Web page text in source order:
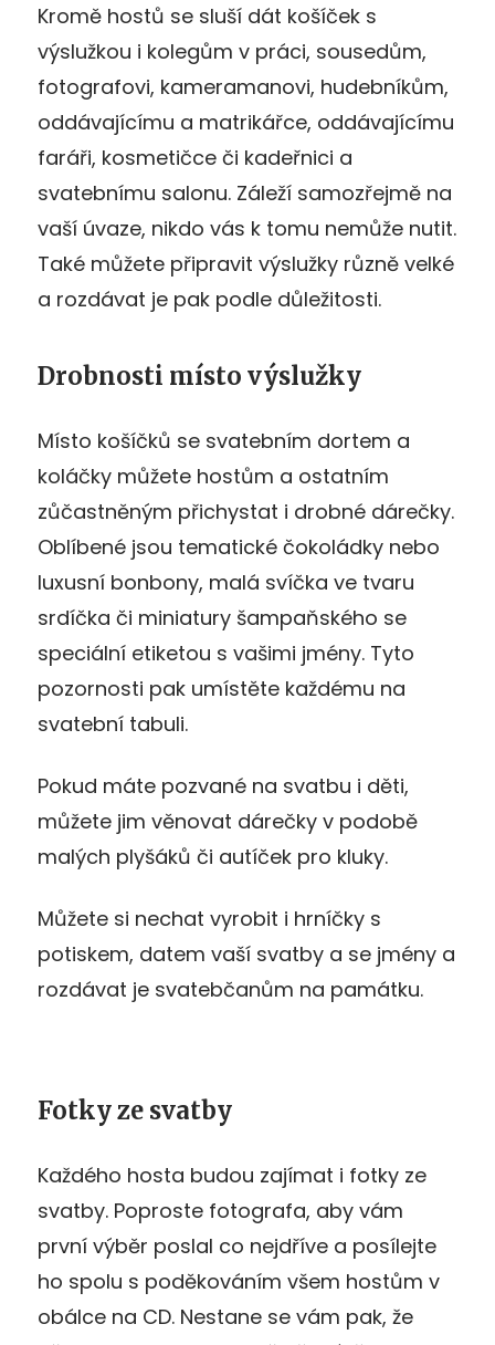
Kromě hostů se sluší dát košíček s
výslužkou i kolegům v práci, sousedům,
fotografovi, kameramanovi, hudebníkům,
oddávajícímu a matrikářce, oddávajícímu
faráři, kosmetičce či kadeřnici a
svatebnímu salonu. Záleží samozřejmě na
vaší úvaze, nikdo vás k tomu nemůže nutit.
Také můžete připravit výslužky různě velké
a rozdávat je pak podle důležitosti.
Drobnosti místo výslužky
Místo košíčků se svatebním dortem a
koláčky můžete hostům a ostatním
zůčastněným přichystat i drobné dárečky.
Oblíbené jsou tematické čokoládky nebo
luxusní bonbony, malá svíčka ve tvaru
srdíčka či miniatury šampaňského se
speciální etiketou s vašimi jmény. Tyto
pozornosti pak umístěte každému na
svatební tabuli.
Pokud máte pozvané na svatbu i děti,
můžete jim věnovat dárečky v podobě
malých plyšáků či autíček pro kluky.
Můžete si nechat vyrobit i hrníčky s
potiskem, datem vaší svatby a se jmény a
rozdávat je svatebčanům na památku.
Fotky ze svatby
Každého hosta budou zajímat i fotky ze
svatby. Poproste fotografa, aby vám
první výběr poslal co nejdříve a posílejte
ho spolu s poděkováním všem hostům v
obálce na CD. Nestane se vám pak, že